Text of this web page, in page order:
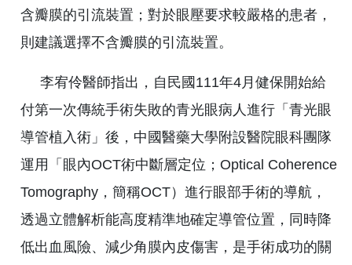
含瓣膜的引流裝置；對於眼壓要求較嚴格的患者，
則建議選擇不含瓣膜的引流裝置。
李宥伶醫師指出，自民國111年4月健保開始給
付第一次傳統手術失敗的青光眼病人進行「青光眼
導管植入術」後，中國醫藥大學附設醫院眼科團隊
運用「眼內OCT術中斷層定位；Optical Coherence
Tomography，簡稱OCT）進行眼部手術的導航，
透過立體解析能高度精準地確定導管位置，同時降
低出血風險、減少角膜內皮傷害，是手術成功的關